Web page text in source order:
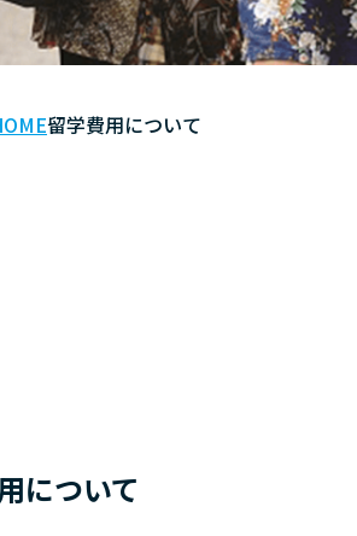
留学費用について
について